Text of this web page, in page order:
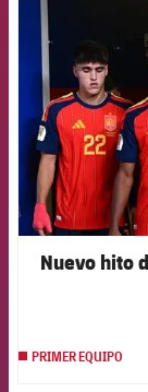
Nuevo hito
PRIMER EQUIPO